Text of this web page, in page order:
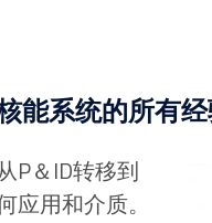
能系统的所有经
P＆ID转移到
用和介质。